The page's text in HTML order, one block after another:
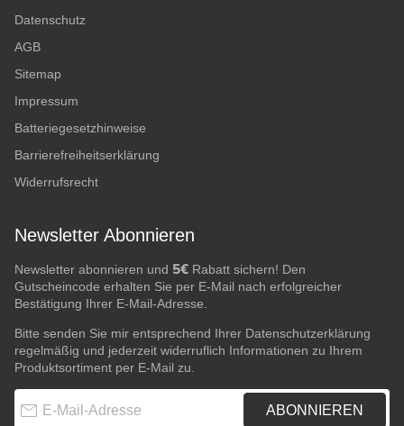
Datenschutz
AGB
Sitemap
Impressum
Batteriegesetzhinweise
Barrierefreiheitserklärung
Widerrufsrecht
Newsletter Abonnieren
Newsletter abonnieren und 5€ Rabatt sichern! Den
Gutscheincode erhalten Sie per E-Mail nach erfolgreicher
Bestätigung Ihrer E-Mail-Adresse.
Bitte senden Sie mir entsprechend Ihrer Datenschutzerklärung
regelmäßig und jederzeit widerruflich Informationen zu Ihrem
Produktsortiment per E-Mail zu.
ABONNIEREN